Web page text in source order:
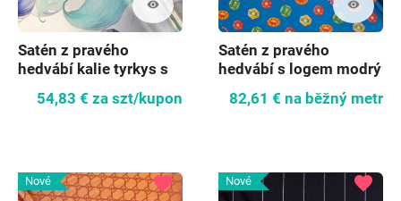
visibility
Satén z pravého
hedvábí kalie tyrkys s
54,83 € za szt/kupon
visibility
Satén z pravého
hedvábí s logem modrý
82,61 € na běžný metr
Nové favorite Nové favorite